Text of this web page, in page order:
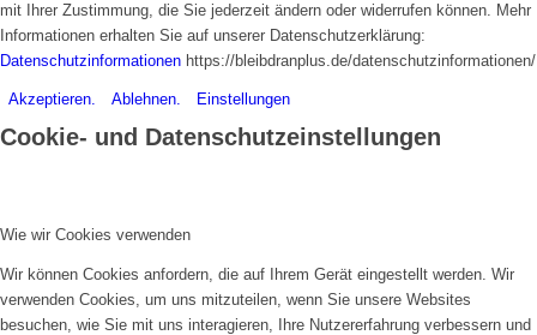
mit Ihrer Zustimmung, die Sie jederzeit ändern oder widerrufen können. Mehr
Informationen erhalten Sie auf unserer Datenschutzerklärung:
Datenschutzinformationen https://bleibdranplus.de/datenschutzinformationen/
Akzeptieren. Ablehnen. Einstellungen
Cookie- und Datenschutzeinstellungen
Wie wir Cookies verwenden
Wir können Cookies anfordern, die auf Ihrem Gerät eingestellt werden. Wir
verwenden Cookies, um uns mitzuteilen, wenn Sie unsere Websites
besuchen, wie Sie mit uns interagieren, Ihre Nutzererfahrung verbessern und